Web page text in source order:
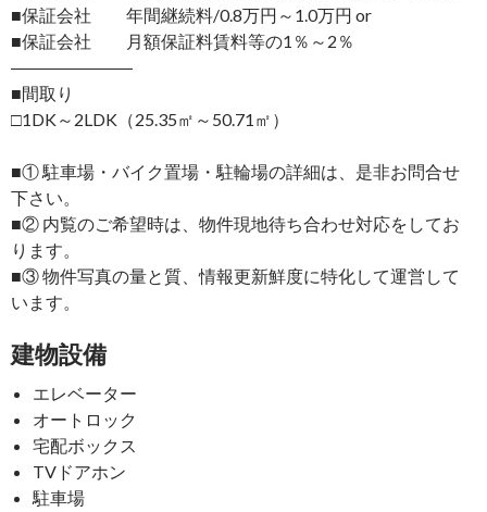
■保証会社 年間継続料/0.8万円～1.0万円 or
■保証会社 月額保証料賃料等の1％～2％
―――――――
■間取り
□1DK～2LDK（25.35㎡～50.71㎡）
■① 駐車場・バイク置場・駐輪場の詳細は、是非お問合せ
下さい。
■② 内覧のご希望時は、物件現地待ち合わせ対応をしてお
ります。
■③ 物件写真の量と質、情報更新鮮度に特化して運営して
います。
建物設備
エレベーター
オートロック
宅配ボックス
TVドアホン
駐車場